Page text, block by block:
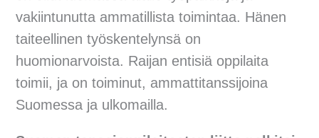
vakiintunutta ammatillista toimintaa. Hänen
taiteellinen työskentelynsä on
huomionarvoista. Raijan entisiä oppilaita
toimii, ja on toiminut, ammattitanssijoina
Suomessa ja ulkomailla.